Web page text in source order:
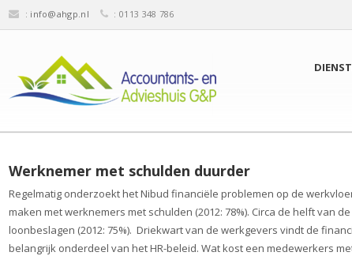
: info@ahgp.nl : 0113 348 786
Werknemer met schulden duurder
Regelmatig onderzoekt het Nibud financiële problemen op de
maken met werknemers met schulden (2012: 78%). Circa de helft van
loonbeslagen (2012: 75%). Driekwart van de werkgevers vindt de
belangrijk onderdeel van het HR-beleid. Wat kost een medewerkers